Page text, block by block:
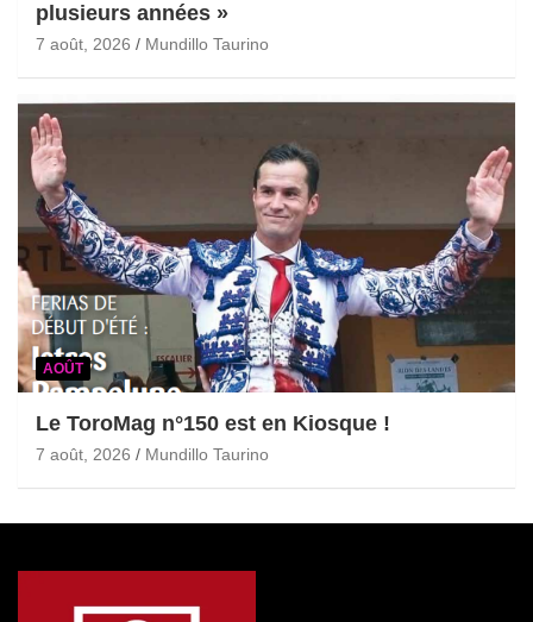
plusieurs années »
7 août, 2026 Mundillo Taurino
AOÛT
Le ToroMag n°150 est en Kiosque !
7 août, 2026 Mundillo Taurino